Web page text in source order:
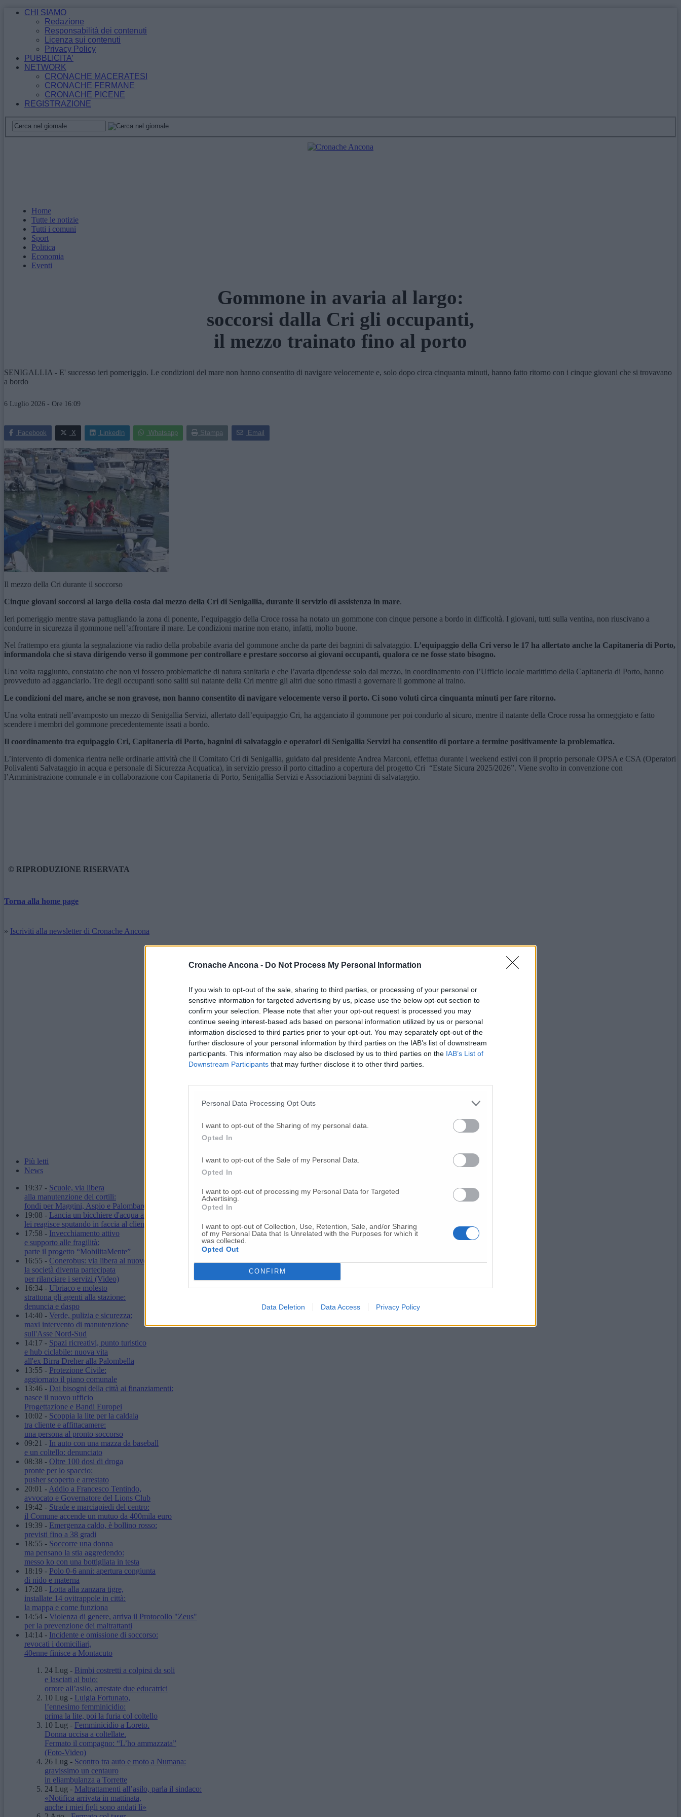
Cronache Ancona - Do Not Process My Personal Information
If you wish to opt-out of the sale, sharing to third parties, or processing of your personal or
sensitive information for targeted advertising by us, please use the below opt-out section to
confirm your selection. Please note that after your opt-out request is processed you may
continue seeing interest-based ads based on personal information utilized by us or personal
information disclosed to third parties prior to your opt-out. You may separately opt-out of the
further disclosure of your personal information by third parties on the IAB’s list of downstream
participants. This information may also be disclosed by us to third parties on the IAB’s List of
Downstream Participants that may further disclose it to other third parties.
Personal Data Processing Opt Outs
I want to opt-out of the Sharing of my personal data.
Opted In
I want to opt-out of the Sale of my Personal Data.
Opted In
I want to opt-out of processing my Personal Data for Targeted
Advertising.
Opted In
I want to opt-out of Collection, Use, Retention, Sale, and/or Sharing
of my Personal Data that Is Unrelated with the Purposes for which it
was collected.
Opted Out
CONFIRM
Data Deletion Data Access Privacy Policy
CHI SIAMO
Redazione
Responsabilità dei contenuti
Licenza sui contenuti
Privacy Policy
PUBBLICITA’
NETWORK
CRONACHE MACERATESI
CRONACHE FERMANE
CRONACHE PICENE
REGISTRAZIONE
Home
Tutte le notizie
Tutti i comuni
Sport
Politica
Economia
Eventi
Gommone in avaria al largo:
soccorsi dalla Cri gli occupanti,
il mezzo trainato fino al porto
SENIGALLIA - E' successo ieri pomeriggio. Le condizioni del mare non hanno consentito di navigare velocemente e, solo dopo circa cinquanta minuti, hanno fatto ritorno con i cinque giovani che si trovavano
a bordo
6 Luglio 2026 - Ore 16:09
Facebook X LinkedIn Whatsapp Stampa Email
Il mezzo della Cri durante il soccorso
Cinque giovani soccorsi al largo della costa dal mezzo della Cri di Senigallia, durante il servizio di assistenza in mare.
Ieri pomeriggio mentre stava pattugliando la zona di ponente, l’equipaggio della Croce rossa ha notato un gommone con cinque persone a bordo in difficoltà. I giovani, tutti sulla ventina, non riuscivano a
condurre in sicurezza il gommone nell’affrontare il mare. Le condizioni marine non erano, infatti, molto buone.
Nel frattempo era giunta la segnalazione via radio della probabile avaria del gommone anche da parte dei bagnini di salvataggio. L’equipaggio della Cri verso le 17 ha allertato anche la Capitaneria di Porto,
informandola che si stava dirigendo verso il gommone per controllare e prestare soccorso ai giovani occupanti, qualora ce ne fosse stato bisogno.
Una volta raggiunto, constatato che non vi fossero problematiche di natura sanitaria e che l’avaria dipendesse solo dal mezzo, in coordinamento con l’Ufficio locale marittimo della Capitaneria di Porto, hanno
provveduto ad agganciarlo. Tre degli occupanti sono saliti sul natante della Cri mentre gli altri due sono rimasti a governare il gommone al traino.
Le condizioni del mare, anche se non gravose, non hanno consentito di navigare velocemente verso il porto. Ci sono voluti circa cinquanta minuti per fare ritorno.
Una volta entrati nell’avamposto un mezzo di Senigallia Servizi, allertato dall’equipaggio Cri, ha agganciato il gommone per poi condurlo al sicuro, mentre il natante della Croce rossa ha ormeggiato e fatto
scendere i membri del gommone precedentemente issati a bordo.
Il coordinamento tra equipaggio Cri, Capitaneria di Porto, bagnini di salvataggio e operatori di Senigallia Servizi ha consentito di portare a termine positivamente la problematica.
L’intervento di domenica rientra nelle ordinarie attività che il Comitato Cri di Senigallia, guidato dal presidente Andrea Marconi, effettua durante i weekend estivi con il proprio personale OPSA e CSA (Operatori
Polivalenti Salvataggio in acqua e personale di Sicurezza Acquatica), in servizio presso il porto cittadino a copertura del progetto Cri “Estate Sicura 2025/2026”. Viene svolto in convenzione con
l’Amministrazione comunale e in collaborazione con Capitaneria di Porto, Senigallia Servizi e Associazioni bagnini di salvataggio.
© RIPRODUZIONE RISERVATA
Torna alla home page
» Iscriviti alla newsletter di Cronache Ancona
Per poter lasciare o votare un commento devi essere registrato.
Effettua l'accesso
Più letti
News
19:37 - Scuole, via libera
alla manutenzione dei cortili:
fondi per Maggini, Aspio e Palombare
19:08 - Lancia un bicchiere d'acqua a un'ambulante,
lei reagisce sputando in faccia al cliente
17:58 - Invecchiamento attivo
e supporto alle fragilità:
parte il progetto “MobilitaMente”
16:55 - Conerobus: via libera al nuovo statuto,
la società diventa partecipata
per rilanciare i servizi (Video)
16:34 - Ubriaco e molesto
strattona gli agenti alla stazione:
denuncia e daspo
14:40 - Verde, pulizia e sicurezza:
maxi intervento di manutenzione
sull'Asse Nord-Sud
14:17 - Spazi ricreativi, punto turistico
e hub ciclabile: nuova vita
all'ex Birra Dreher alla Palombella
13:55 - Protezione Civile:
aggiornato il piano comunale
13:46 - Dai bisogni della città ai finanziamenti:
nasce il nuovo ufficio
Progettazione e Bandi Europei
10:02 - Scoppia la lite per la caldaia
tra cliente e affittacamere:
una persona al pronto soccorso
09:21 - In auto con una mazza da baseball
e un coltello: denunciato
08:38 - Oltre 100 dosi di droga
pronte per lo spaccio:
pusher scoperto e arrestato
20:01 - Addio a Francesco Tentindo,
avvocato e Governatore del Lions Club
19:42 - Strade e marciapiedi del centro:
il Comune accende un mutuo da 400mila euro
19:39 - Emergenza caldo, è bollino rosso:
previsti fino a 38 gradi
18:55 - Soccorre una donna
ma pensano la stia aggredendo:
messo ko con una bottigliata in testa
18:19 - Polo 0-6 anni: apertura congiunta
di nido e materna
17:28 - Lotta alla zanzara tigre,
installate 14 ovitrappole in città:
la mappa e come funziona
14:54 - Violenza di genere, arriva il Protocollo "Zeus"
per la prevenzione dei maltrattanti
14:14 - Incidente e omissione di soccorso:
revocati i domiciliari,
40enne finisce a Montacuto
24 Lug - Bimbi costretti a colpirsi da soli
e lasciati al buio:
orrore all’asilo, arrestate due educatrici
10 Lug - Luigia Fortunato,
l’ennesimo femminicidio:
prima la lite, poi la furia col coltello
10 Lug - Femminicidio a Loreto.
Donna uccisa a coltellate.
Fermato il compagno: “L’ho ammazzata”
(Foto-Video)
26 Lug - Scontro tra auto e moto a Numana:
gravissimo un centauro
in eliambulanza a Torrette
24 Lug - Maltrattamenti all’asilo, parla il sindaco:
«Notifica arrivata in mattinata,
anche i miei figli sono andati lì»